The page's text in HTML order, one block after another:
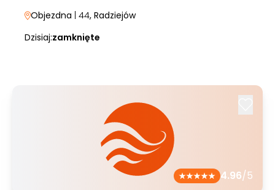
Objezdna | 44, Radziejów
Dzisiaj:zamknięte
4.96/5